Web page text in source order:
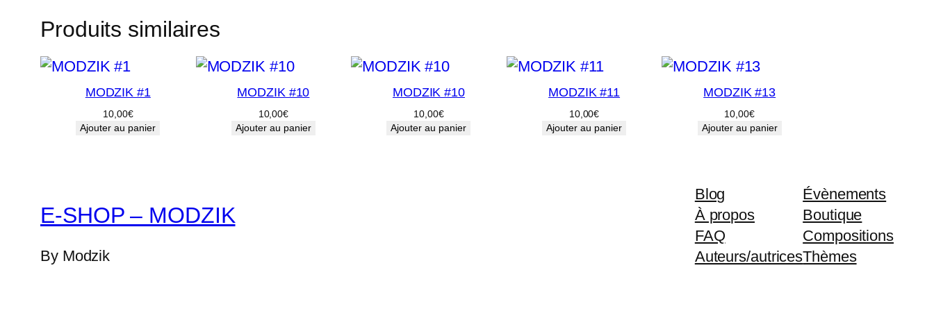
Produits similaires
MODZIK #1
10,00€
Ajouter au panier
MODZIK #10
10,00€
Ajouter au panier
MODZIK #10
10,00€
Ajouter au panier
MODZIK #11
10,00€
Ajouter au panier
MODZIK #13
10,00€
Ajouter au panier
E-SHOP – MODZIK
By Modzik
Blog
À propos
FAQ
Auteurs/autrices
Évènements
Boutique
Compositions
Thèmes